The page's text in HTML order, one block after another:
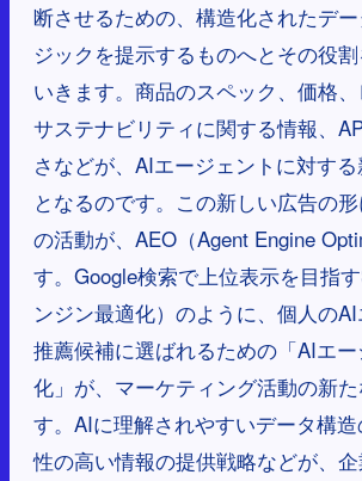
断させるための、構造化されたデ
ジックを提示するものへとその役
いきます。商品のスペック、価格、
サステナビリティに関する情報、
さなどが、AIエージェントに対する
となるのです。この新しい広告の
の活動が、AEO（Agent Engine
す。Google検索で上位表示を目指
ンジン最適化）のように、個人の
推薦候補に選ばれるための「AIエ
化」が、マーケティング活動の新
す。AIに理解されやすいデータ構
性の高い情報の提供戦略などが、